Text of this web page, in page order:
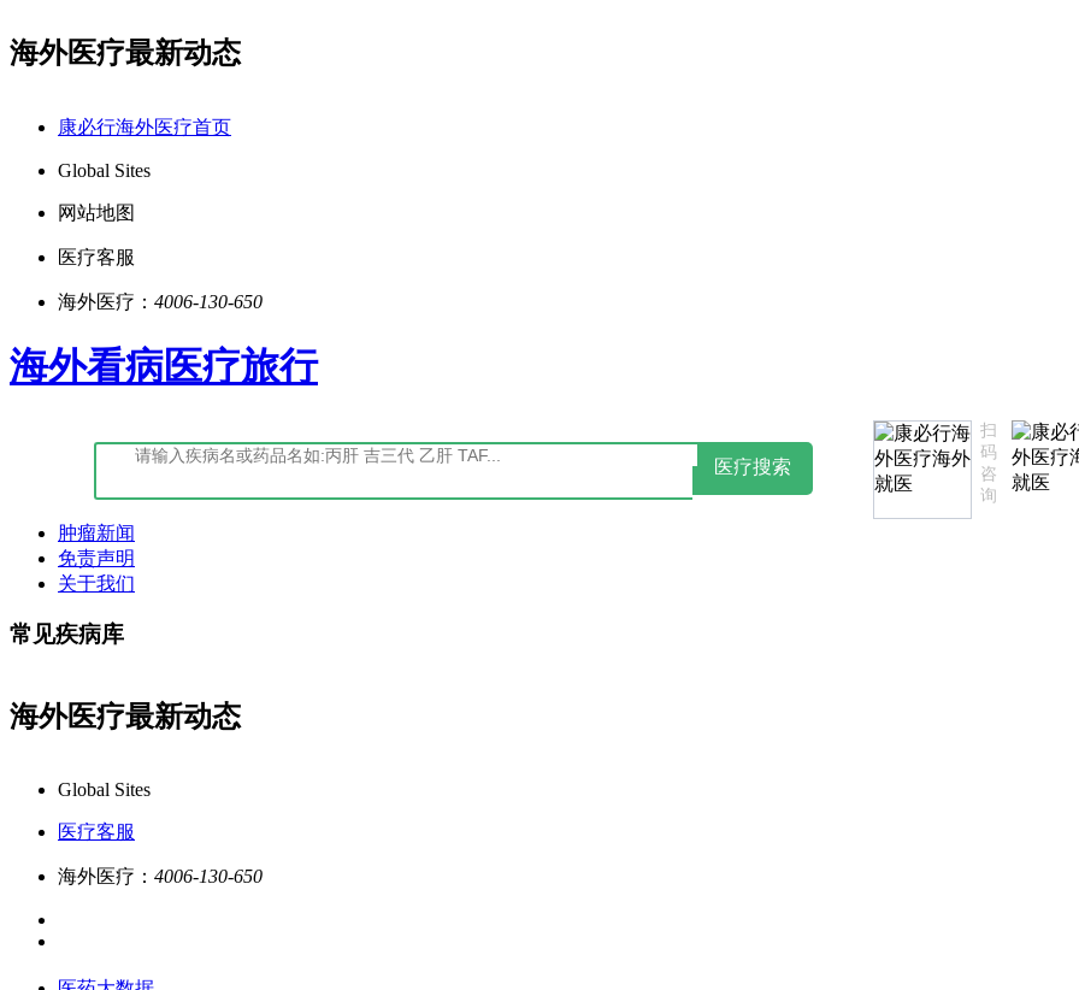
海外医疗最新动态
康必行海外医疗首页
Global Sites
网站地图
医疗客服
海外医疗： 4006-130-650
海外看病医疗旅行
医疗搜索
扫
码
咨
询
肿瘤新闻
免责声明
关于我们
常见疾病库
海外医疗最新动态
Global Sites
医疗客服
海外医疗： 4006-130-650